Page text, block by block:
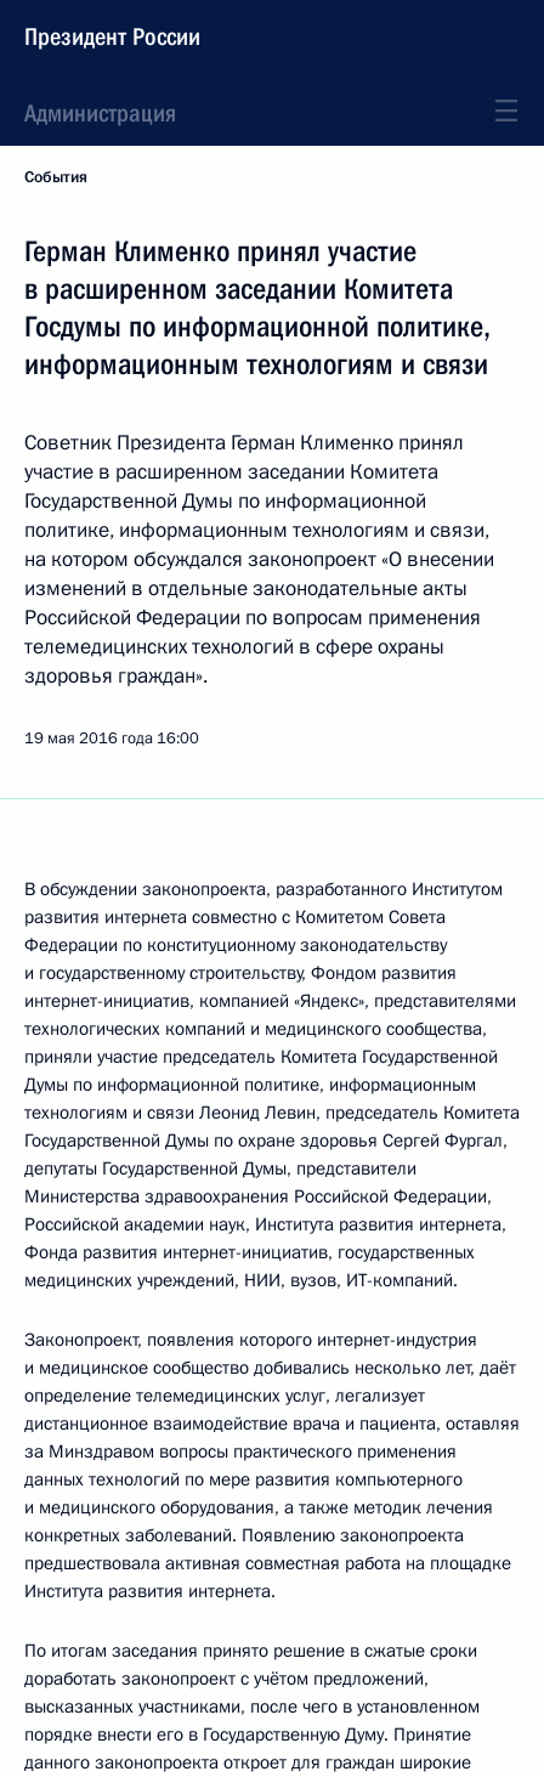
Президент России
Администрация
События
Герман Клименко принял участие
в расширенном заседании Комитета
Госдумы по информационной политике,
информационным технологиям и связи
Советник Президента Герман Клименко принял
участие в расширенном заседании Комитета
Государственной Думы по информационной
политике, информационным технологиям и связи,
на котором обсуждался законопроект «О внесении
изменений в отдельные законодательные акты
Российской Федерации по вопросам применения
телемедицинских технологий в сфере охраны
здоровья граждан».
19 мая 2016 года 16:00
B обсуждении законопроекта, разработанного Институтом
развития интернета совместно с Комитетом Совета
Федерации по конституционному законодательству
и государственному строительству, Фондом развития
интернет-инициатив, компанией «Яндекс», представителями
технологических компаний и медицинского сообщества,
приняли участие председатель Комитета Государственной
Думы по информационной политике, информационным
технологиям и связи Леонид Левин, председатель Комитета
Государственной Думы по охране здоровья Сергей Фургал,
депутаты Государственной Думы, представители
Министерства здравоохранения Российской Федерации,
Российской академии наук, Института развития интернета,
Фонда развития интернет-инициатив, государственных
медицинских учреждений, НИИ, вузов, ИТ-компаний.
Законопроект, появления которого интернет-индустрия
и медицинское сообщество добивались несколько лет, даёт
определение телемедицинских услуг, легализует
дистанционное взаимодействие врача и пациента, оставляя
за Минздравом вопросы практического применения
данных технологий по мере развития компьютерного
и медицинского оборудования, а также методик лечения
конкретных заболеваний. Появлению законопроекта
предшествовала активная совместная работа на площадке
Института развития интернета.
По итогам заседания принято решение в сжатые сроки
доработать законопроект с учётом предложений,
высказанных участниками, после чего в установленном
порядке внести его в Государственную Думу. Принятие
данного законопроекта откроет для граждан широкие